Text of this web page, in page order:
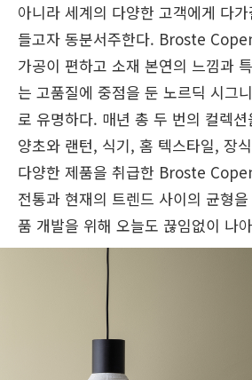
아니라 세계의 다양한 고객에게 다
들고자 동분서주한다. Broste
가공이 편하고 소재 본연의 느낌과
는 고품질에 중점을 둔 노르딕 시그
로 유명하다. 매년 총 두 번의 컬렉
양초와 랜턴, 식기, 홈 텍스타일, 장
다양한 제품을 취급한 Broste
전통과 현재의 트렌드 사이의 균형
품 개발을 위해 오늘도 끊임없이 나